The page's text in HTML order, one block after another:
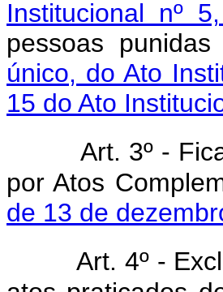
Institucional nº
pessoas
único, do Ato
15 do Ato
Art. 3º -
por Atos
de 13 de
Art. 4º -